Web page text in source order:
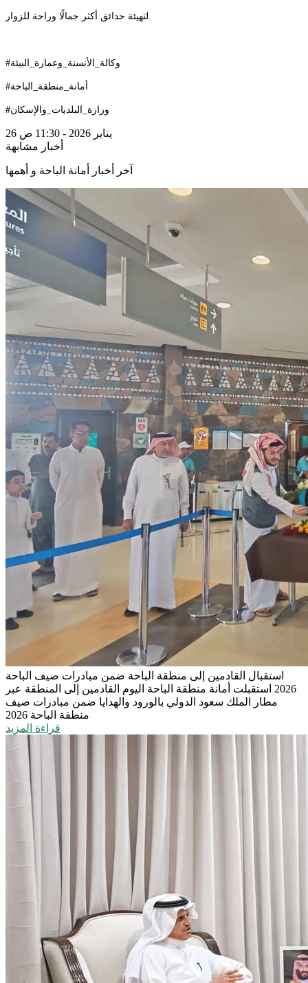
لتهيئة حدائق أكثر جمالًا وراحة للزوار.
#وكالة_الأنسنة_وعمارة_البيئة
#أمانة_منطقة_الباحة
#وزارة_البلديات_والإسكان
26 يناير 2026 - 11:30 ص
أخبار مشابهة
آخر أخبار أمانة الباحة و أهمها
استقبال القادمين إلى منطقة الباحة ضمن مبادرات صيف الباحة
2026 استقبلت أمانة منطقة الباحة اليوم القادمين إلى المنطقة عبر
مطار الملك سعود الدولي بالورود والهدايا ضمن مبادرات صيف
منطقة الباحة 2026
قراءة المزيد